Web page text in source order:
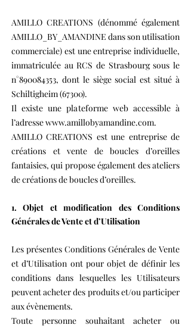
AMILLO CREATIONS (dénommé également
AMILLO_BY_AMANDINE dans son utilisation
commerciale) est une entreprise individuelle,
immatriculée au RCS de Strasbourg sous le
n°890084353, dont le siège social est situé à
Schiltigheim (67300).
Il existe une plateforme web accessible à
l’adressewww.amillobyamandine.com.
AMILLO CREATIONS est une entreprise de
créations et vente de boucles d’oreilles
fantaisies, qui propose également des ateliers
de créations de boucles d’oreilles.
1. Objet et modification des Conditions
Générales de Vente et d’Utilisation
Les présentes Conditions Générales de Vente
et d’Utilisation ont pour objet de définir les
conditions dans lesquelles les Utilisateurs
peuvent acheter des produits et/ou participer
aux évènements.
Toute personne souhaitant acheter ou